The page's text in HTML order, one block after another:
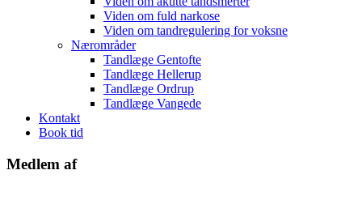
Viden om fuld narkose
Viden om tandregulering for voksne
Nærområder
Tandlæge Gentofte
Tandlæge Hellerup
Tandlæge Ordrup
Tandlæge Vangede
Kontakt
Book tid
Medlem af